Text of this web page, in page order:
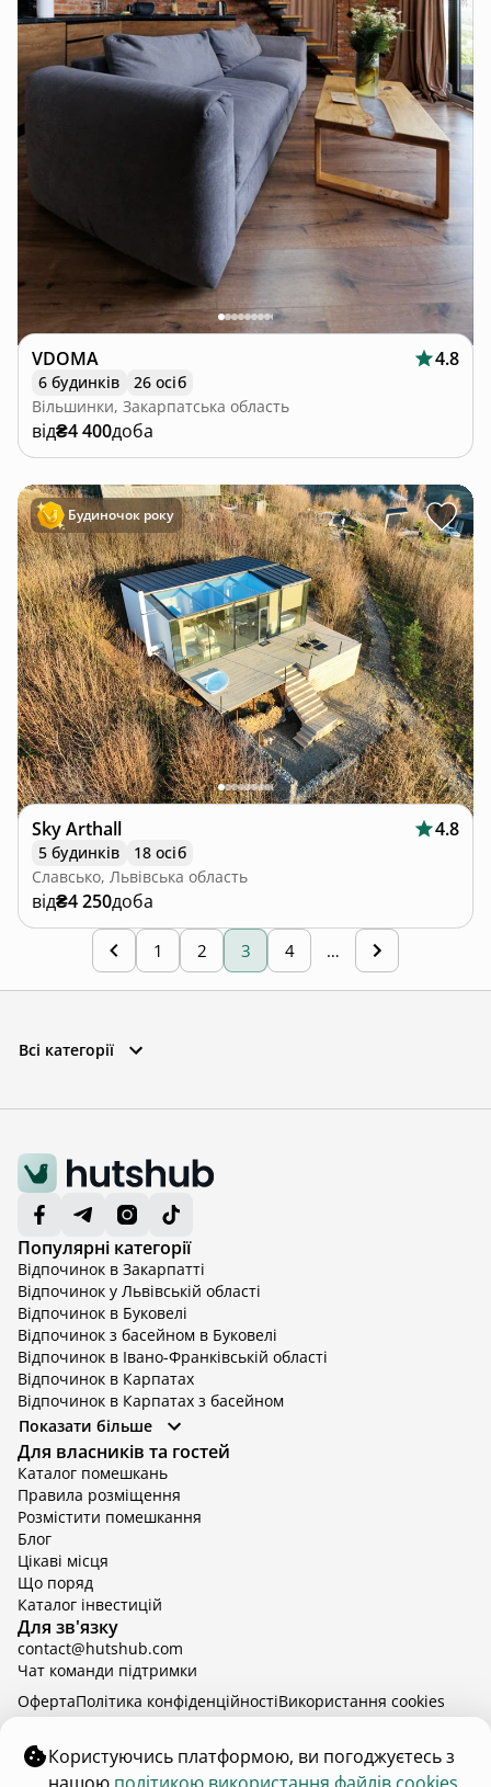
VDOMA 4.8
6 будинків
26 осіб
Вільшинки, Закарпатська область
від₴4 400доба
Будиночок року
Sky Arthall 4.8
5 будинків
18 осіб
Славсько, Львівська область
від₴4 250доба
1 2 3 4 …
Всі категорії
Популярні категорії
Відпочинок в Закарпатті
Відпочинок у Львівській області
Відпочинок в Буковелі
Відпочинок з басейном в Буковелі
Відпочинок в Івано-Франківській області
Відпочинок в Карпатах
Відпочинок в Карпатах з басейном
Відпочинок в Київській області
Відпочинок в Київській області з басейном
Відпочинок в Тернопільській області
Відпочинок у Вінницькій області
Відпочинок в Яремче
Відпочинок у Львівській області з басейном
Відпочинок з басейном в Тернопільській області
Показати більше
Для власників та гостей
Каталог помешкань
Правила розміщення
Розмістити помешкання
Блог
Цікаві місця
Що поряд
Каталог інвестицій
Для зв'язку
contact@hutshub.com
Чат команди підтримки
hutshub | ©2026
ОфертаПолітика конфіденційностіBикористання cookies
Користуючись платформою, ви погоджуєтесь з